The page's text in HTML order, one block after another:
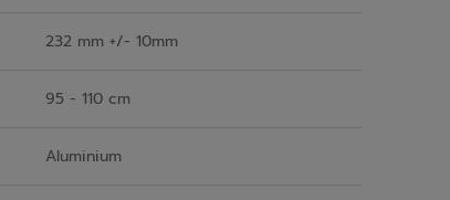
232 mm +/- 10mm
95 - 110 cm
Aluminium